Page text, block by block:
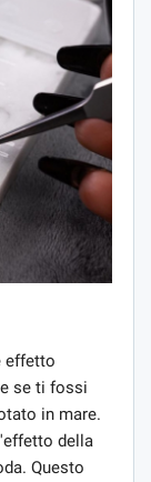
effetto
se ti fossi
in mare.
della
Questo